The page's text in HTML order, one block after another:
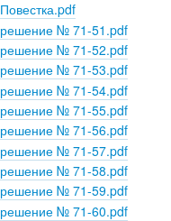
Повестка.pdf
решение № 71-51.pdf
решение № 71-52.pdf
решение № 71-53.pdf
решение № 71-54.pdf
решение № 71-55.pdf
решение № 71-56.pdf
решение № 71-57.pdf
решение № 71-58.pdf
решение № 71-59.pdf
решение № 71-60.pdf